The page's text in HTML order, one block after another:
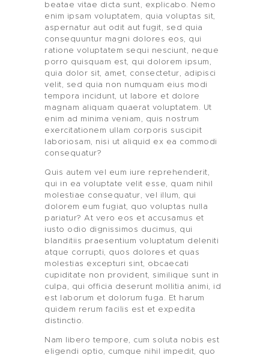
beatae vitae dicta sunt, explicabo. Nemo
enim ipsam voluptatem, quia voluptas sit,
aspernatur aut odit aut fugit, sed quia
consequuntur magni dolores eos, qui
ratione voluptatem sequi nesciunt, neque
porro quisquam est, qui dolorem ipsum,
quia dolor sit, amet, consectetur, adipisci
velit, sed quia non numquam eius modi
tempora incidunt, ut labore et dolore
magnam aliquam quaerat voluptatem. Ut
enim ad minima veniam, quis nostrum
exercitationem ullam corporis suscipit
laboriosam, nisi ut aliquid ex ea commodi
consequatur?
Quis autem vel eum iure reprehenderit,
qui in ea voluptate velit esse, quam nihil
molestiae consequatur, vel illum, qui
dolorem eum fugiat, quo voluptas nulla
pariatur? At vero eos et accusamus et
iusto odio dignissimos ducimus, qui
blanditiis praesentium voluptatum deleniti
atque corrupti, quos dolores et quas
molestias excepturi sint, obcaecati
cupiditate non provident, similique sunt in
culpa, qui officia deserunt mollitia animi, id
est laborum et dolorum fuga. Et harum
quidem rerum facilis est et expedita
distinctio.
Nam libero tempore, cum soluta nobis est
eligendi optio, cumque nihil impedit, quo